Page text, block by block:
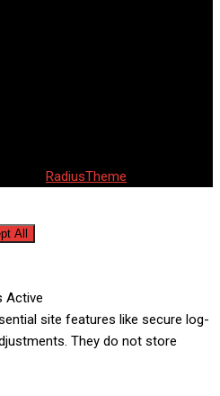
RadiusTheme
All
Active
site features like secure log-
They do not store